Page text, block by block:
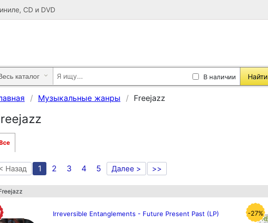
CD и DVD
В наличии Найти
Музыкальные жанры Freejazz
Назад 1 2 3 4 5 Далее > >>
Irreversible Entanglements - Future Present Past (LP) -27%